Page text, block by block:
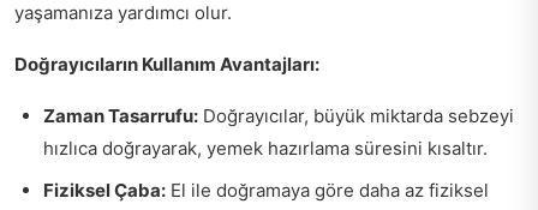
yaşamanıza yardımcı olur.
Doğrayıcıların Kullanım Avantajları:
Zaman Tasarrufu: Doğrayıcılar, büyük miktarda sebzeyi
hızlıca doğrayarak, yemek hazırlama süresini kısaltır.
Fiziksel Çaba: El ile doğramaya göre daha az fiziksel